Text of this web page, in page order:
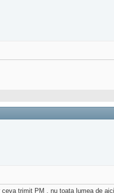
trimit PM , nu toata lumea de